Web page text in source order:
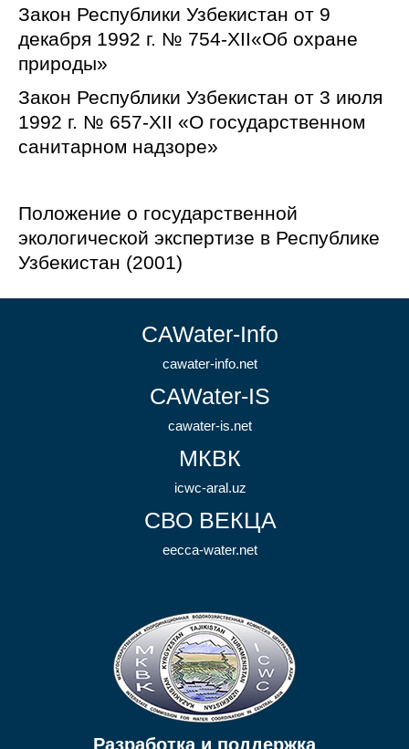
Закон Республики Узбекистан от 9
декабря 1992 г. № 754-XII«Об охране
природы»
Закон Республики Узбекистан от 3 июля
1992 г. № 657-XII «О государственном
санитарном надзоре»
Положение о государственной
экологической экспертизе в Республике
Узбекистан (2001)
CAWater-Info
cawater-info.net
CAWater-IS
cawater-is.net
МКВК
icwc-aral.uz
СВО ВЕКЦА
eecca-water.net
Разработка и поддержка